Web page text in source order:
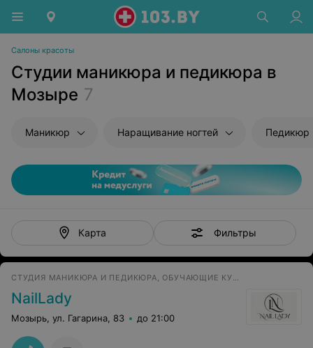
Салоны красоты
Студии маникюра и педикюра в
Мозыре 7
Маникюр Наращивание ногтей Педикюр
Карта Фильтры
СТУДИЯ МАНИКЮРА И ПЕДИКЮРА, ОБУЧАЮЩИЕ КУРСЫ
NailLady
Мозырь, ул. Гагарина, 83 до 21:00